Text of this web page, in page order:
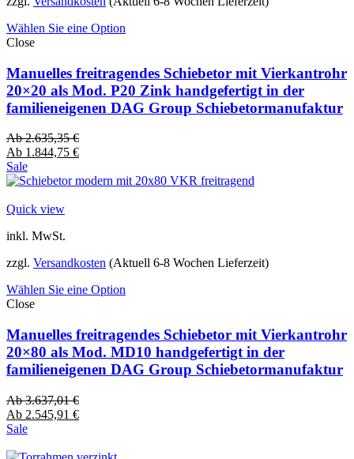
Wählen Sie eine Option
Close
Manuelles freitragendes Schiebetor mit Vierkantrohr
20×20 als Mod. P20 Zink handgefertigt in der
familieneigenen DAG Group Schiebetormanufaktur
Ab2.635,35€
Ab 1.844,75 €
Sale
Quick view
inkl. MwSt.
zzgl. Versandkosten (Aktuell 6-8 Wochen Lieferzeit)
Wählen Sie eine Option
Close
Manuelles freitragendes Schiebetor mit Vierkantrohr
20×80 als Mod. MD10 handgefertigt in der
familieneigenen DAG Group Schiebetormanufaktur
Ab3.637,01€
Ab 2.545,91 €
Sale